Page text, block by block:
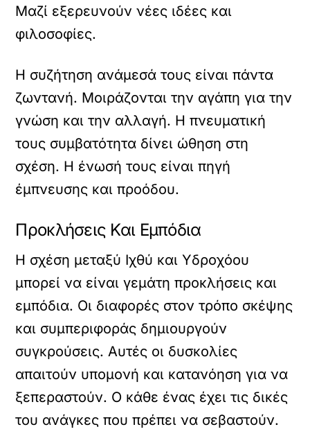
Μαζί εξερευνούν νέες ιδέες και
φιλοσοφίες.
Η συζήτηση ανάμεσά τους είναι πάντα
ζωντανή. Μοιράζονται την αγάπη για την
γνώση και την αλλαγή. Η πνευματική
τους συμβατότητα δίνει ώθηση στη
σχέση. Η ένωσή τους είναι πηγή
έμπνευσης και προόδου.
Προκλήσεις Και Εμπόδια
Η σχέση μεταξύ Ιχθύ και Υδροχόου
μπορεί να είναι γεμάτη προκλήσεις και
εμπόδια. Οι διαφορές στον τρόπο σκέψης
και συμπεριφοράς δημιουργούν
συγκρούσεις. Αυτές οι δυσκολίες
απαιτούν υπομονή και κατανόηση για να
ξεπεραστούν. Ο κάθε ένας έχει τις δικές
του ανάγκες που πρέπει να σεβαστούν.